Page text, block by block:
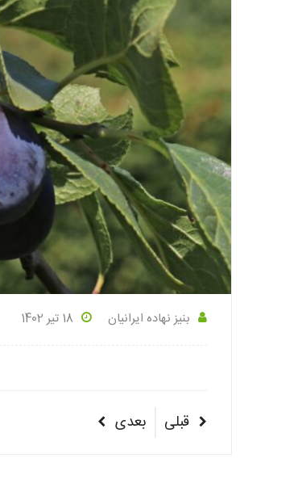
بنیز نهاده ایرانیان 18 تیر 1402
راهبری
پستقبلی
پست
بعدی